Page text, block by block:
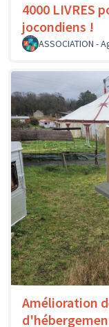
4000 LIVRES
jocondiens !
ASSOCIATION -
Amélioration